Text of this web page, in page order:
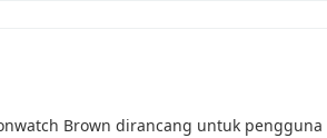
Brown dirancang untuk